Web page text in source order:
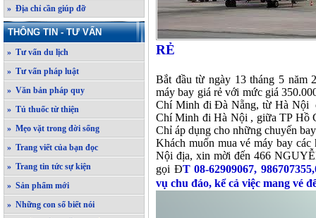
» Địa chỉ cần giúp đỡ
THÔNG TIN - TƯ VẤN
» Tư vấn du lịch
» Tư vấn pháp luật
» Văn bản pháp quy
» Tủ thuốc từ thiện
» Mẹo vặt trong đời sống
» Trang viết của bạn đọc
» Trang tin tức sự kiện
» Sản phẩm mới
» Những con số biết nói
RẺ
Bắt đầu từ ngày 13 tháng 5 năm
máy bay giá rẻ với mức giá
Chí Minh đi Đà Nẵng, từ Hà Nội
Chí Minh đi Hà Nội , giữa TP Hồ
Chỉ áp dụng cho những chuyến
Khách muốn mua vé máy bay
Nội địa, xin mời đến 466
gọi ĐT 08-62909067,
vụ chu đáo, kể cả việc mang vé